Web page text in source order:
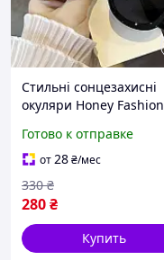
Стильні сонцезахисні
окуляри Honey Fashion
141)
Готово к отправке
от28₴/мес
280₴
330 ₴
Купить